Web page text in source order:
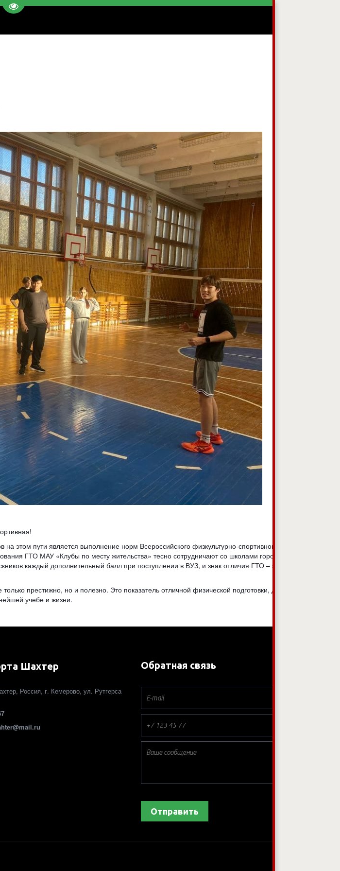
Перейти на версию для слабовидящих
этом пути является выполнение норм Всероссийского физкультурно-спортивного
ГТО МАУ «Клубы по месту жительства» тесно сотрудничают со школами города, помогая
каждый дополнительный балл при поступлении в ВУЗ, и знак отличия ГТО – это
престижно, но и полезно. Это показатель отличной физической подготовки, дисциплины
учебе и жизни.
Шахтер
, Россия, г. Кемерово,ул. Рутгерса
Обратная связь
Отправить